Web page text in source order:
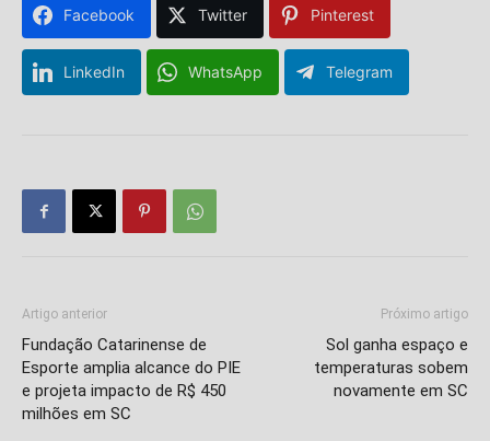
Facebook Twitter Pinterest
LinkedIn WhatsApp Telegram
Artigo anterior
Fundação Catarinense de
Esporte amplia alcance do PIE
e projeta impacto de R$ 450
milhões em SC
Próximo artigo
Sol ganha espaço e
temperaturas sobem
novamente em SC